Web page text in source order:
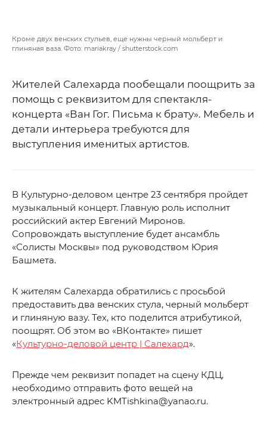
Кроме двух венских стульев, еще нужны черный мольберт и
глиняная ваза. Фото: mariakray / shutterstock.com
Жителей Салехарда пообещали поощрить за
помощь с реквизитом для спектакля-
концерта «Ван Гог. Письма к брату». Мебель и
детали интерьера требуются для
выступления именитых артистов.
В Культурно-деловом центре 23 сентября пройдет
музыкальный концерт. Главную роль исполнит
российский актер Евгений Миронов.
Сопровождать выступление будет ансамбль
«Солисты Москвы» под руководством Юрия
Башмета.
К жителям Салехарда обратились с просьбой
предоставить два венских стула, черный мольберт
и глиняную вазу. Тех, кто поделится атрибутикой,
поощрят. Об этом во «ВКонтакте» пишет
«Культурно-деловой центр | Салехард».
Прежде чем реквизит попадет на сцену КДЦ,
необходимо отправить фото вещей на
электронный адрес KMTishkina@yanao.ru.